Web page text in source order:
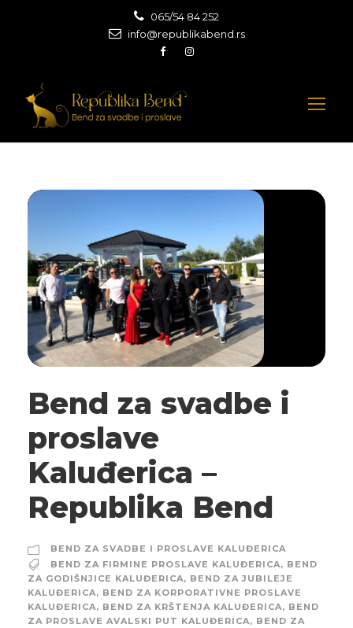
065/54 84 252
info@republikabend.rs
Bend za svadbe i
proslave
Kaluđerica –
Republika Bend
BEND ZA SVADBE I PROSLAVE KALUĐERICA
BEND ZA FIRMINE PROSLAVE KALUĐERICA, BEND
ZA GODIŠNJICE KALUĐERICA, BEND ZA JUBILEJE
KALUĐERICA, BEND ZA KORPORATIVNE PROSLAVE
KALUĐERICA, BEND ZA KRŠTENJA KALUĐERICA, BEND
ZA PROSLAVE AVALSKI PUT KALUĐERICA, BEND ZA